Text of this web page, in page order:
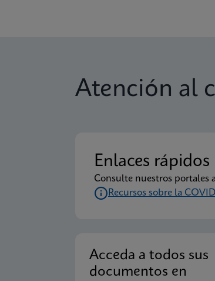
Atención al
Enlaces rápidos
Consulte nuestros portales
Recursos sobre la COVID
Acceda a todos sus
documentos en